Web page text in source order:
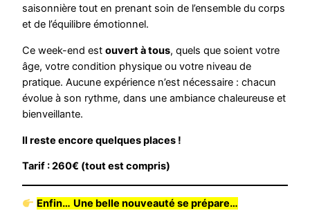
saisonnière tout en prenant soin de l’ensemble du corps
et de l’équilibre émotionnel.
Ce week-end est ouvert à tous, quels que soient votre
âge, votre condition physique ou votre niveau de
pratique. Aucune expérience n’est nécessaire : chacun
évolue à son rythme, dans une ambiance chaleureuse et
bienveillante.
Il reste encore quelques places !
Tarif : 260€ (tout est compris)
Enfin… Une belle nouveauté se prépare…